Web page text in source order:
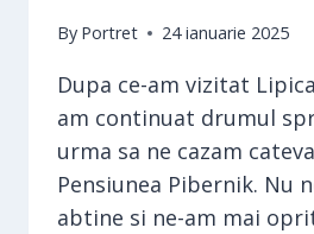
By Portret 24 ianuarie 2025
Dupa ce-am vizitat
am continuat drumul
urma sa ne cazam
Pensiunea Pibernik. Nu
abtine si ne-am mai